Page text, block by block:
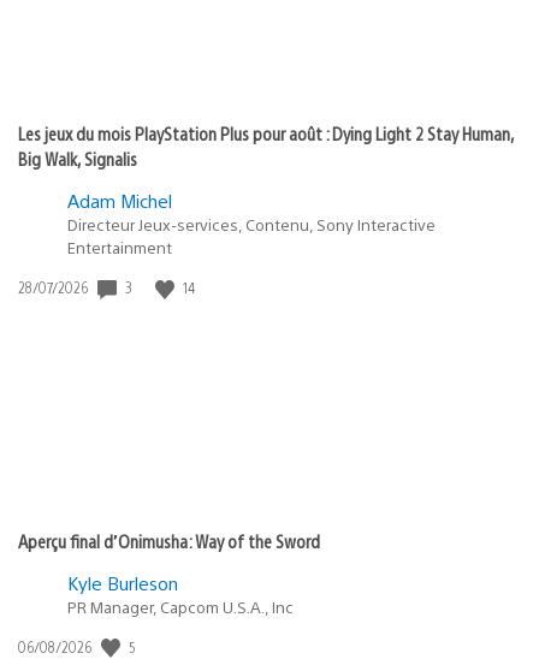
Les jeux du mois PlayStation Plus pour août : Dying Light 2 Stay Human,
Big Walk, Signalis
Adam Michel
Directeur Jeux-services, Contenu, Sony Interactive
Entertainment
Date
28/07/2026 3 14
Aperçu final d’Onimusha: Way of the Sword
Kyle Burleson
PR Manager, Capcom U.S.A., Inc
Date
06/08/2026 5